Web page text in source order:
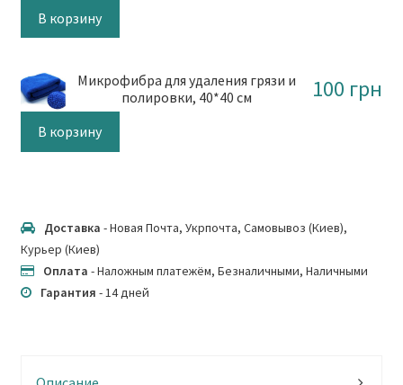
В корзину
Микрофибра для удаления грязи и
полировки, 40*40 см
100 грн
В корзину
Доставка - Новая Почта, Укрпочта, Самовывоз (Киев),
Курьер (Киев)
Оплата - Наложным платежём, Безналичными, Наличными
Гарантия - 14 дней